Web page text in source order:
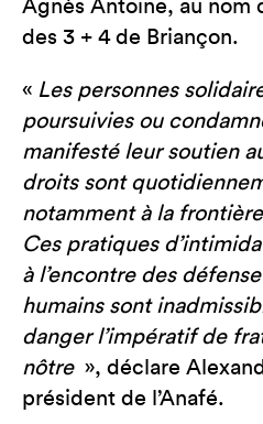
Agnès Antoine, au nom
des 3 + 4 de Briançon.
« Les personnes
poursuivies ou
manifesté leur soutien
droits sont
notamment à la
Ces pratiques
à l’encontre des
humains sont
danger l’impératif de
nôtre », déclare
président de l’Anafé.